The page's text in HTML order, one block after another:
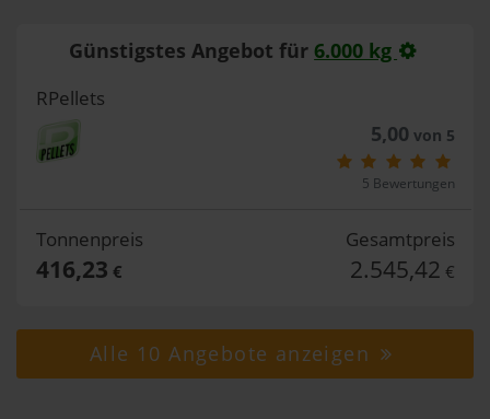
Günstigstes Angebot für 6.000 kg
RPellets
5,00 von 5
5 Bewertungen
Tonnenpreis
416,23 €
Gesamtpreis
2.545,42 €
Alle 10 Angebote anzeigen